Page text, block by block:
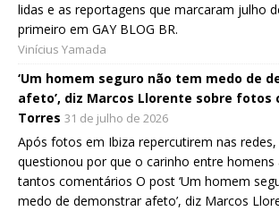
lidas e as reportagens que marcaram julho
primeiro em GAY BLOG BR.
Vinícius Yamada
‘Um homem seguro não tem medo de
afeto’, diz Marcos Llorente sobre fotos
Torres 31 de julho de 2026
Após fotos em Ibiza repercutirem nas
questionou por que o carinho entre homens
tantos comentários O post ‘Um homem
medo de demonstrar afeto’, diz Marcos